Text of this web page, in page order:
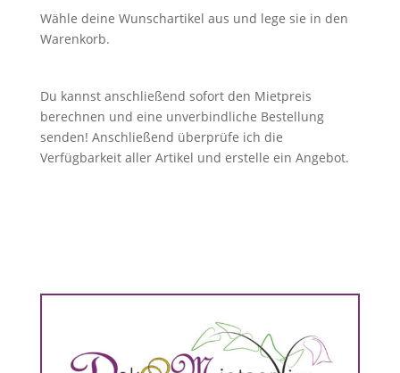
Wähle deine Wunschartikel aus und lege sie in den
Warenkorb.
Du kannst anschließend sofort den Mietpreis
berechnen und eine unverbindliche Bestellung
senden! Anschließend überprüfe ich die
Verfügbarkeit aller Artikel und erstelle ein Angebot.